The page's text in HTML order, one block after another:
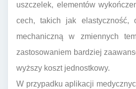
uszczelek, elementów
cech, takich jak elastyczność,
mechaniczną w zmiennych
zastosowaniem bardziej
wyższy koszt jednostkowy.
W przypadku aplikacji